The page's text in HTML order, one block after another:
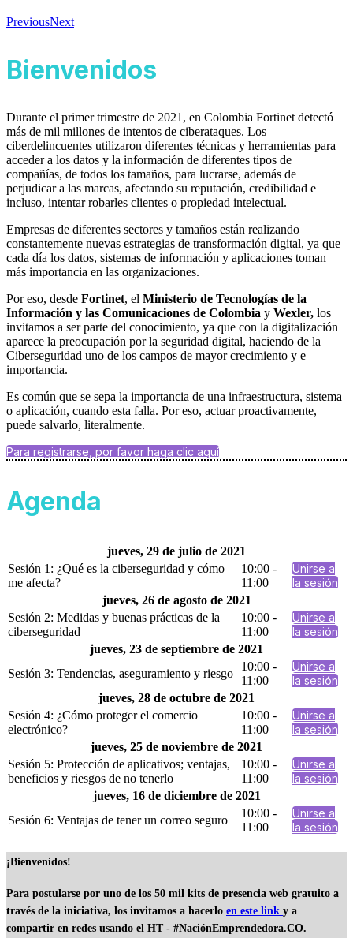
PreviousNext
Bienvenidos
Durante el primer trimestre de 2021, en Colombia Fortinet detectó
más de mil millones de intentos de ciberataques. Los
ciberdelincuentes utilizaron diferentes técnicas y herramientas para
acceder a los datos y la información de diferentes tipos de
compañías, de todos los tamaños, para lucrarse, además de
perjudicar a las marcas, afectando su reputación, credibilidad e
incluso, intentar robarles clientes o propiedad intelectual.
Empresas de diferentes sectores y tamaños están realizando
constantemente nuevas estrategias de transformación digital, ya que
cada día los datos, sistemas de información y aplicaciones toman
más importancia en las organizaciones.
Por eso, desde Fortinet, el Ministerio de Tecnologías de la
Información y las Comunicaciones de Colombia y Wexler, los
invitamos a ser parte del conocimiento, ya que con la digitalización
aparece la preocupación por la seguridad digital, haciendo de la
Ciberseguridad uno de los campos de mayor crecimiento y e
importancia.
Es común que se sepa la importancia de una infraestructura, sistema
o aplicación, cuando esta falla. Por eso, actuar proactivamente,
puede salvarlo, literalmente.
Para registrarse, por favor haga clic aquí
Agenda
jueves, 29 de julio de 2021
Sesión 1: ¿Qué es la ciberseguridad y cómo
me afecta?
10:00 -
11:00
Unirse a
la sesión
jueves, 26 de agosto de 2021
Sesión 2: Medidas y buenas prácticas de la
ciberseguridad
10:00 -
11:00
Unirse a
la sesión
jueves, 23 de septiembre de 2021
Sesión 3: Tendencias, aseguramiento y riesgo
10:00 -
11:00
Unirse a
la sesión
jueves, 28 de octubre de 2021
Sesión 4: ¿Cómo proteger el comercio
electrónico?
10:00 -
11:00
Unirse a
la sesión
jueves, 25 de noviembre de 2021
Sesión 5: Protección de aplicativos; ventajas,
beneficios y riesgos de no tenerlo
10:00 -
11:00
Unirse a
la sesión
jueves, 16 de diciembre de 2021
Sesión 6: Ventajas de tener un correo seguro
10:00 -
11:00
Unirse a
la sesión
¡Bienvenidos!
Para postularse por uno de los 50 mil kits de presencia web gratuito a
través de la iniciativa, los invitamos a hacerlo en este link y a
compartir en redes usando el HT - #NaciónEmprendedora.CO.